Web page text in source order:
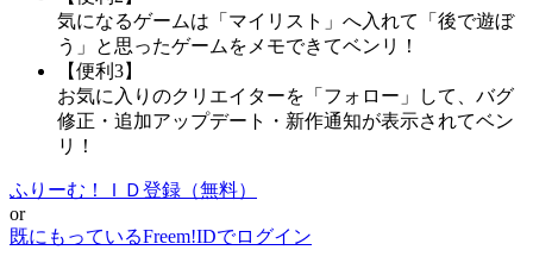
気になるゲームは「マイリスト」へ入れて「後で遊ぼ
う」と思ったゲームをメモできてベンリ！
【便利3】
お気に入りのクリエイターを「フォロー」して、バグ
修正・追加アップデート・新作通知が表示されてベン
リ！
ふりーむ！ＩＤ登録（無料）
or
既にもっているFreem!IDでログイン